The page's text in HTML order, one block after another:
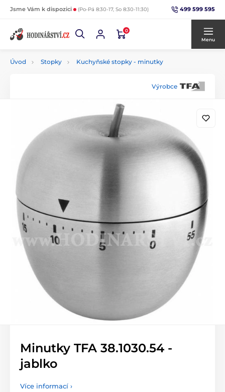
Jsme Vám k dispozici (Po-Pá 8:30-17, So 8:30-11:30) 499 599 595
0
Menu
Úvod Stopky Kuchyňské stopky - minutky
Výrobce
Minutky TFA 38.1030.54 -
jablko
Více informací ›